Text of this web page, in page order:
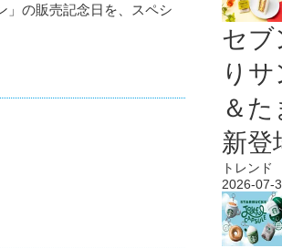
」の販売記念日を、スペシ
セブ
り
＆
新登
トレンド
2026-07-